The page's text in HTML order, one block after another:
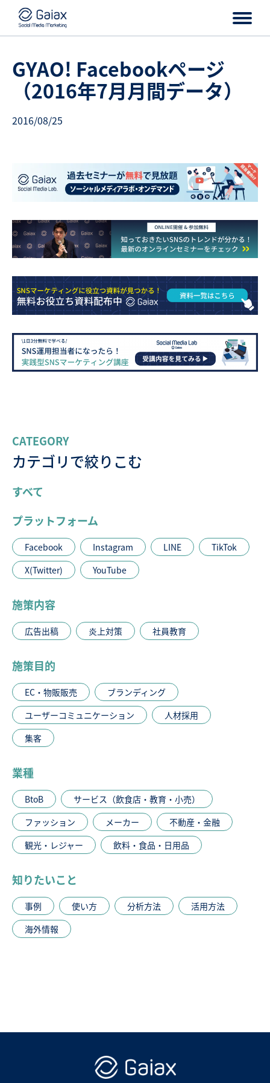
GYAO! Facebookページ
（2016年7月月間データ）
2016/08/25
CATEGORY
カテゴリで絞りこむ
すべて
プラットフォーム
Facebook Instagram LINE
TikTok
X(Twitter)
YouTube
施策内容
広告出稿 炎上対策 社員教育
施策目的
EC・物販販売
ブランディング
ユーザーコミュニケーション
人材採用
集客
業種
BtoB
サービス（飲食店・教育・小売）
ファッション
メーカー
不動産・金融
観光・レジャー
飲料・食品・日用品
知りたいこと
事例 使い方 分析方法
活用方法
海外情報